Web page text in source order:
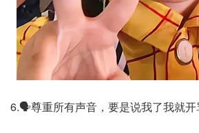
6.🗣️尊重所有声音，要是说我了我就开